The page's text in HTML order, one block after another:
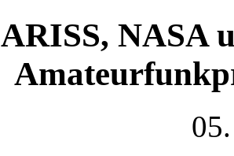
ARISS, NASA